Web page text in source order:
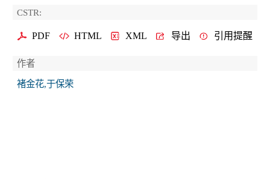
CSTR:
PDF HTML XML 导出 引用提醒
作者
褚金花,于保荣